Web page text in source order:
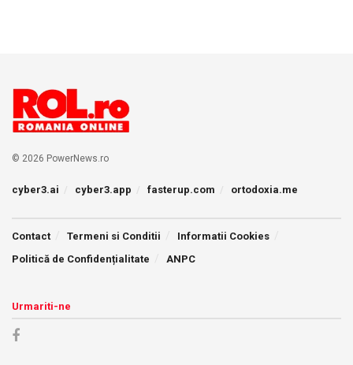
© 2026 PowerNews.ro
cyber3.ai cyber3.app fasterup.com ortodoxia.me
Contact Termeni si Conditii
Informatii Cookies
Politică de Confidențialitate
ANPC
Urmariti-ne